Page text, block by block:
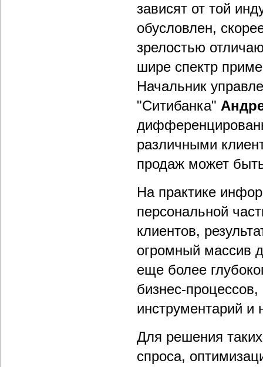
зависят от той
обусловлен,
зрелостью
шире спектр
Начальник
"Ситибанка"
различными
продаж может
На практике
персональной
клиентов,
огромный массив
еще более
бизнес-
инструментарий и
Для решения
спроса,